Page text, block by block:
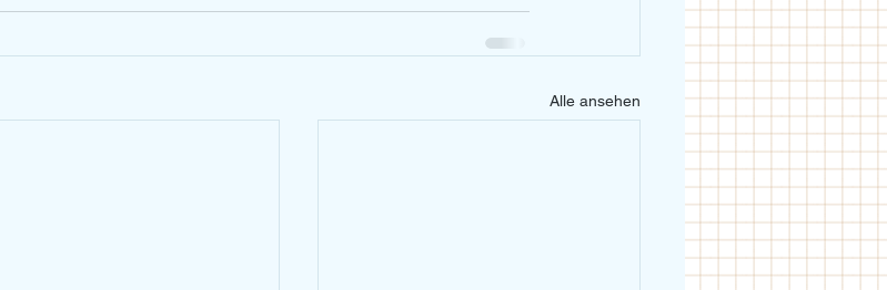
Alle ansehen